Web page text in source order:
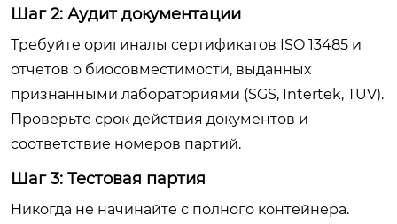
Шаг 2: Аудит документации
Требуйте оригиналы сертификатов ISO 13485 и
отчетов о биосовместимости, выданных
признанными лабораториями (SGS, Intertek, TUV).
Проверьте срок действия документов и
соответствие номеров партий.
Шаг 3: Тестовая партия
Никогда не начинайте с полного контейнера.